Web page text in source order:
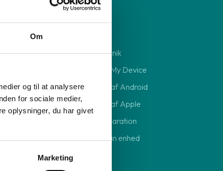
Om
og til at analysere
for sociale medier,
oplysninger, du har givet
Marketing
Reparation
Reparation af elektronik
Deaktivering af Find My Device
Sikkerhedskopiering af Android
Sikkerhedskopiering af Apple
Send din enhed til reparation
Forebyg skader på din enhed